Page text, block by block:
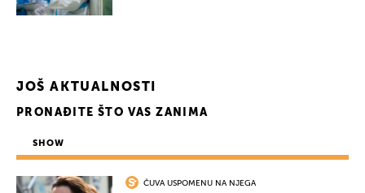
JOŠ AKTUALNOSTI
PRONAĐITE ŠTO VAS ZANIMA
SHOW
ČUVA USPOMENU NA NJEGA